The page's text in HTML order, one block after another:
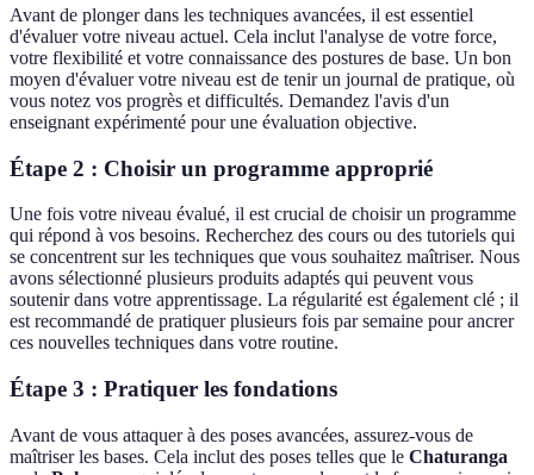
Avant de plonger dans les techniques avancées, il est essentiel
d'évaluer votre niveau actuel. Cela inclut l'analyse de votre force,
votre flexibilité et votre connaissance des postures de base. Un bon
moyen d'évaluer votre niveau est de tenir un journal de pratique, où
vous notez vos progrès et difficultés. Demandez l'avis d'un
enseignant expérimenté pour une évaluation objective.
Étape 2 : Choisir un programme approprié
Une fois votre niveau évalué, il est crucial de choisir un programme
qui répond à vos besoins. Recherchez des cours ou des tutoriels qui
se concentrent sur les techniques que vous souhaitez maîtriser. Nous
avons sélectionné plusieurs produits adaptés qui peuvent vous
soutenir dans votre apprentissage. La régularité est également clé ; il
est recommandé de pratiquer plusieurs fois par semaine pour ancrer
ces nouvelles techniques dans votre routine.
Étape 3 : Pratiquer les fondations
Avant de vous attaquer à des poses avancées, assurez-vous de
maîtriser les bases. Cela inclut des poses telles que le Chaturanga